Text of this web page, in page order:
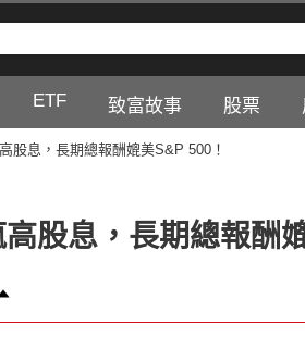
ETF 致富故事 股票
股息，長期總報酬媲美S&P 500！
股息，長期總報酬